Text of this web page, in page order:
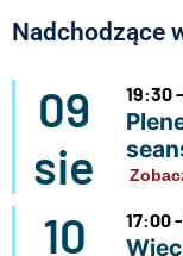
Nadchodzące
09
sie
19:30
10
17:00